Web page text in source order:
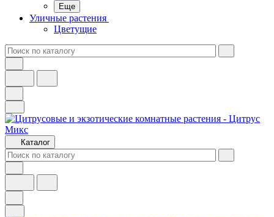
Еще
Уличные растения
Цветущие
Каталог